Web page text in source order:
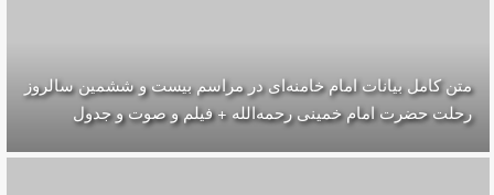
متن کامل بیانات امام خامنه‌ای در مراسم بیست و ششمین سالروز
رحلت حضرت امام خمینی رحمه‌الله + فیلم و صوت و جدول